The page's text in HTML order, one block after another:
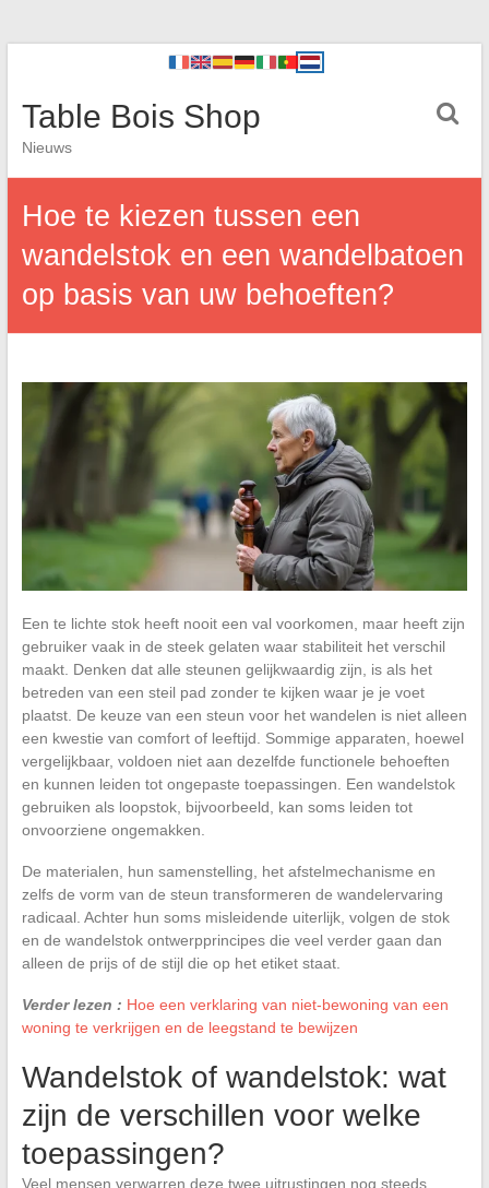
Table Bois Shop
Nieuws
Hoe te kiezen tussen een
wandelstok en een wandelbatoen
op basis van uw behoeften?
Een te lichte stok heeft nooit een val voorkomen, maar heeft zijn
gebruiker vaak in de steek gelaten waar stabiliteit het verschil
maakt. Denken dat alle steunen gelijkwaardig zijn, is als het
betreden van een steil pad zonder te kijken waar je je voet
plaatst. De keuze van een steun voor het wandelen is niet alleen
een kwestie van comfort of leeftijd. Sommige apparaten, hoewel
vergelijkbaar, voldoen niet aan dezelfde functionele behoeften
en kunnen leiden tot ongepaste toepassingen. Een wandelstok
gebruiken als loopstok, bijvoorbeeld, kan soms leiden tot
onvoorziene ongemakken.
De materialen, hun samenstelling, het afstelmechanisme en
zelfs de vorm van de steun transformeren de wandelervaring
radicaal. Achter hun soms misleidende uiterlijk, volgen de stok
en de wandelstok ontwerpprincipes die veel verder gaan dan
alleen de prijs of de stijl die op het etiket staat.
Verder lezen : Hoe een verklaring van niet-bewoning van een
woning te verkrijgen en de leegstand te bewijzen
Wandelstok of wandelstok: wat
zijn de verschillen voor welke
toepassingen?
Veel mensen verwarren deze twee uitrustingen nog steeds,